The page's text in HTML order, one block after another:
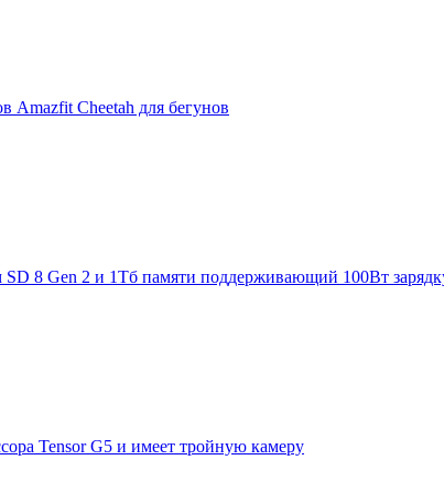
Amazfit Cheetah для бегунов
8 Gen 2 и 1Тб памяти поддерживающий 100Вт
Tensor G5 и имеет тройную камеру